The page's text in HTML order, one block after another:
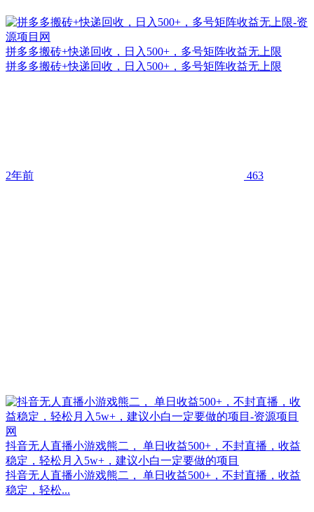
拼多多搬砖+快递回收，日入500+，多号矩阵收益无上限
拼多多搬砖+快递回收，日入500+，多号矩阵收益无上限
2年前 463
抖音无人直播小游戏熊二， 单日收益500+，不封直播，收益
稳定，轻松月入5w+，建议小白一定要做的项目
抖音无人直播小游戏熊二， 单日收益500+，不封直播，收益
稳定，轻松...